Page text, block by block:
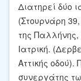
Διατηρεί δύο
(Στουρνάρη
της Παλλήνης,
Ιατρική.
Αττικής
συνεργάτης